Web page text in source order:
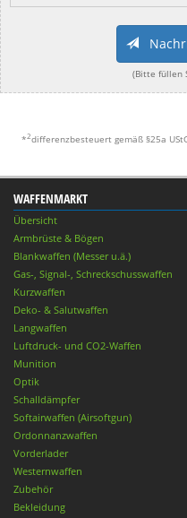
(Bitte füllen
*2differenzbesteuert gemäß §25a
WAFFENMARKT
Übersicht
Armbrüste & Bögen
Blankwaffen (Messer u.ä.)
Gas-, Signal-, Schreckschusswaffen
Kurzwaffen
Deko- & Salutwaffen
Langwaffen
Luftdruck- und CO2-Waffen
Munition
Optik
Schalldämpfer
Softairwaffen (Airsoftgun)
Ordonnanzwaffen
Vorderlader
Westernwaffen
Zubehör
Bekleidung